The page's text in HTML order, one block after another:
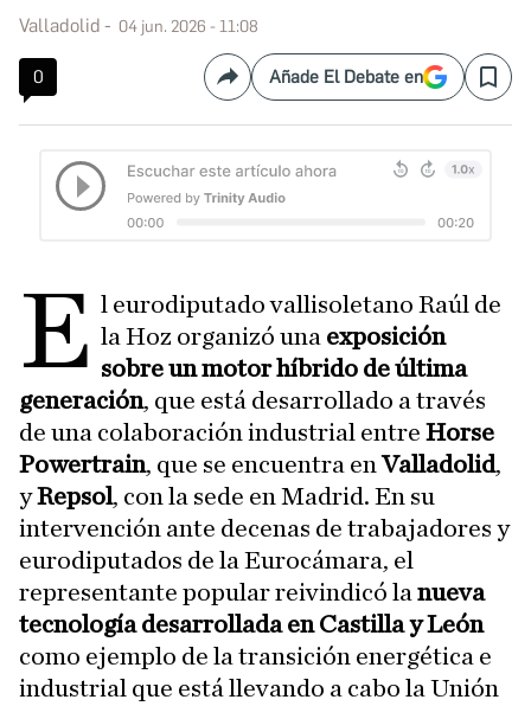
Valladolid 04 jun. 2026 - 11:08
0 CompartirAñade El Debate en Save
E l eurodiputado vallisoletano Raúl de
la Hoz organizó una exposición
sobre un motor híbrido de última
generación, que está desarrollado a través
de una colaboración industrial entre Horse
Powertrain, que se encuentra enValladolid,
yRepsol, con la sede en Madrid. En su
intervención ante decenas de trabajadores y
eurodiputados de la Eurocámara, el
representante popular reivindicó la nueva
tecnología desarrollada en Castilla y León
como ejemplo de la transición energética e
industrial que está llevando a cabo la Unión